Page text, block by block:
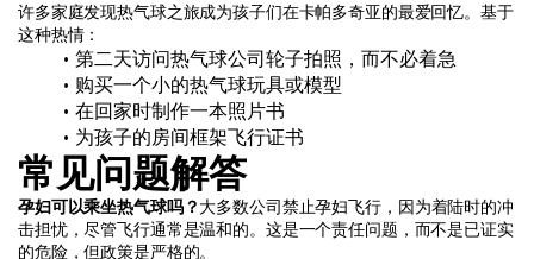
许多家庭发现热气球之旅成为孩子们在卡帕多奇亚的最爱回忆。基于
这种热情：
第二天访问热气球公司轮子拍照，而不必着急
购买一个小的热气球玩具或模型
在回家时制作一本照片书
为孩子的房间框架飞行证书
常见问题解答
孕妇可以乘坐热气球吗？大多数公司禁止孕妇飞行，因为着陆时的冲
击担忧，尽管飞行通常是温和的。这是一个责任问题，而不是已证实
的危险，但政策是严格的。